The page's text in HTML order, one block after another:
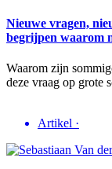
Nieuwe vragen,
begrijpen waarom
Waarom zijn
deze vraag op grote
Artikel ·